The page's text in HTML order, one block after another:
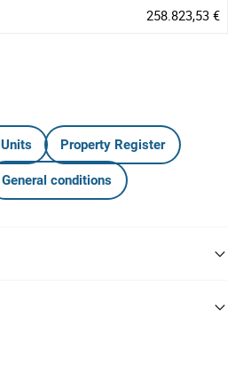
258.823,53 €
Units Property Register
General conditions